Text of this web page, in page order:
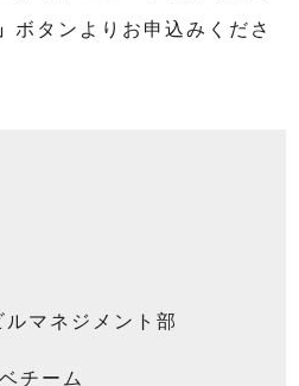
ボタンよりお申込みくださ
マネジメント部
チーム